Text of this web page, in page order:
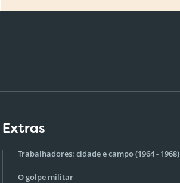
Extras
Trabalhadores: cidade e campo (1964 - 1968)
O golpe militar